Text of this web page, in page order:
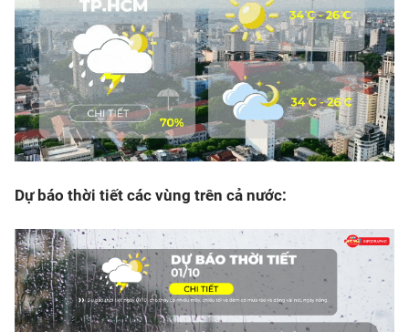
Dự báo thời tiết các vùng trên cả nước: